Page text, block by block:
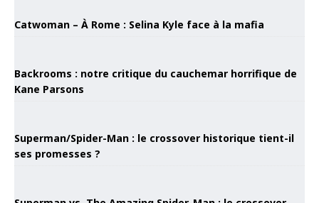
Catwoman – À Rome : Selina Kyle face à la mafia
Backrooms : notre critique du cauchemar horrifique de
Kane Parsons
Superman/Spider-Man : le crossover historique tient-il
ses promesses ?